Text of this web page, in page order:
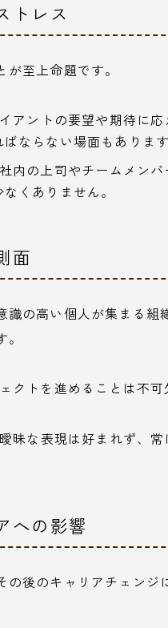
トレス
至上命題です。
アントの要望や期待に応
ならない場面もあります
内の上司やチームメンバ
くありません。
面
の高い個人が集まる組
クトを進めることは不可
昧な表現は好まれず、常
への影響
後のキャリアチェンジ